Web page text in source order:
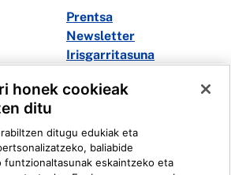
Prentsa
Newsletter
Irisgarritasuna
Youtube
Ivoox
honek cookieak
ditu
ditugu edukiak eta
baliabide
funtzionaltasunak eskaintzeko eta